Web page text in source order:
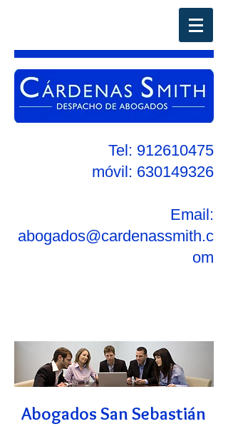
Tel: 912610475
móvil: 630149326
Email:
abogados@cardenassmith.c
om
Abogados San Sebastián